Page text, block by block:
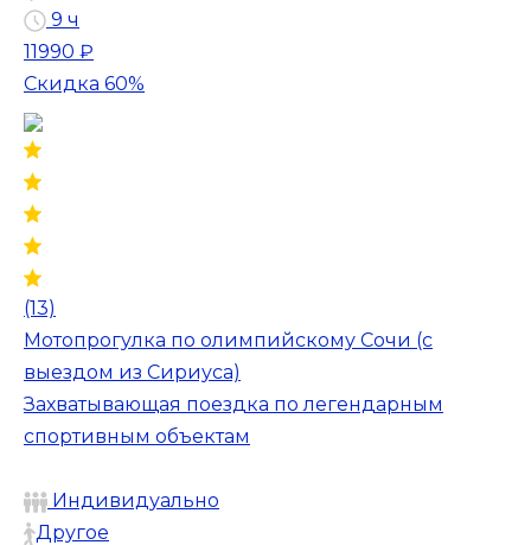
9 ч
11990 ₽
Скидка 60%
(13)
Мотопрогулка по олимпийскому Сочи (с
выездом из Сириуса)
Захватывающая поездка по легендарным
спортивным объектам
Индивидуально
Другое